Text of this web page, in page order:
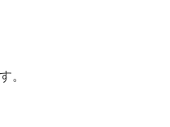
。